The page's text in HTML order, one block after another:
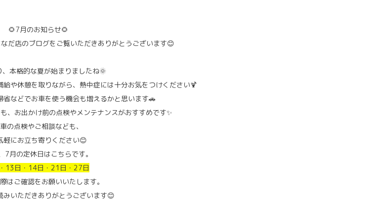
🌻7月のお知らせ🌻
だ店のブログをご覧いただきありがとうございます😊
、本格的な夏が始まりましたね🌞
や休憩を取りながら、熱中症には十分お気をつけください🍹
省などでお車を使う機会も増えるかと思います🚗
、お出かけ前の点検やメンテナンスがおすすめです✨
の点検やご相談なども、
軽にお立ち寄りください😊
7月の定休日はこちらです。
13日・14日・21日・27日
はご確認をお願いいたします。
みいただきありがとうございます😊